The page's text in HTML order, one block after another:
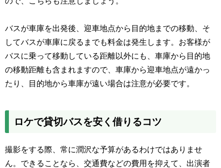
バスが車庫を出発後、迎車地点から目的地までの移動、そ
してバスが車庫に戻るまでも料金は発生します。お客様が
バスに乗って移動している距離以外にも、車庫から目的地
の移動距離も含まれますので、車庫から迎車地点が遠かっ
たり、目的地から車庫が遠い場合は注意が必要です。
ロケで貸切バスを安く借りるコツ
撮影をする際、常に潤沢な予算があるわけではありませ
ん。できることなら、交通費などの費用を抑えて、出演者